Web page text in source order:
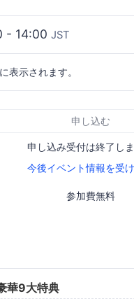
- 14:00 JST
表示されます。
申し込む
申し込み受付は終了し
今後イベント情報を受
参加費無料
華9大特典